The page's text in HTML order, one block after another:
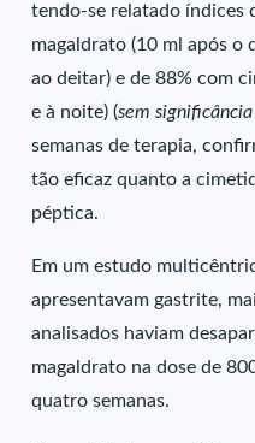
tendo-se relatado índices
magaldrato (10 ml após o
ao deitar) e de 88% com
e à noite) (sem
semanas de terapia,
tão eficaz quanto a
péptica.
Em um estudo
apresentavam gastrite,
analisados haviam
magaldrato na dose de
quatro semanas.